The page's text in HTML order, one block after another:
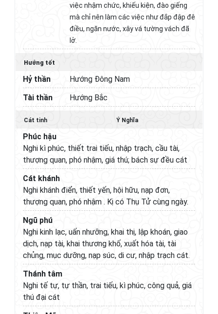
việc nhậm chức, khiếu kiện, đào giếng
mà chỉ nên làm các việc như đắp đập đê
điều, ngăn nước, xây vá tường vách đã
lở.
Hướng tốt
Hỷ thần
Hướng Đông Nam
Tài thần
Hướng Bắc
Cát tinh Ý Nghĩa
Phúc hậu
Nghi kì phúc, thiết trai tiếu, nhập trạch, cầu tài,
thượng quan, phó nhậm, giá thú; bách sự đều cát
Cát khánh
Nghi khánh điển, thiết yến, hội hữu, nạp đơn,
thượng quan, phó nhậm . Kị có Thụ Tử cùng ngày.
Ngũ phú
Nghi kinh lạc, uấn nhưỡng, khai thị, lập khoán, giao
dịch, nạp tài, khai thương khố, xuất hóa tài, tài
chủng, mục dưỡng, nạp súc, di cư, nhập trạch cát.
Thánh tâm
Nghi tế tự, tự thần, trai tiếu, kì phúc, công quả, giá
thú đại cát